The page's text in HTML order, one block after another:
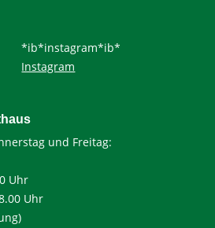
*ib*instagram*ib*
Instagram
und Freitag:
Uhr
Uhr